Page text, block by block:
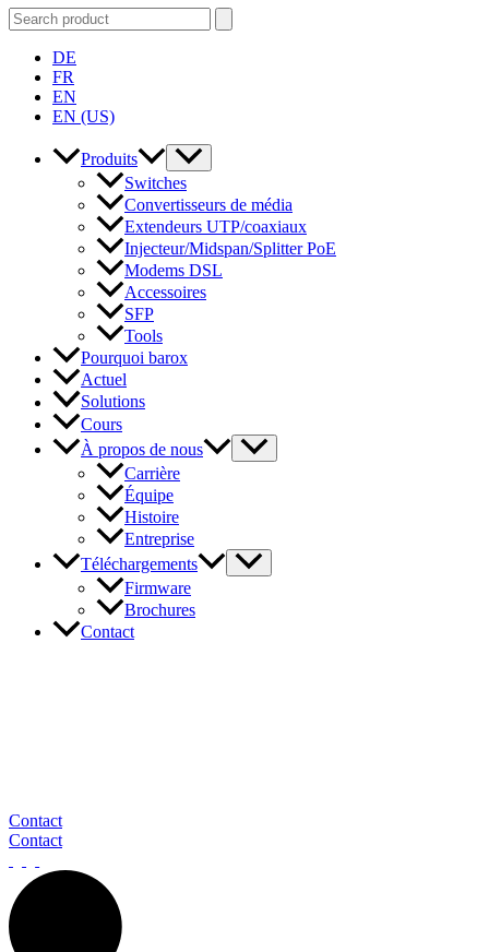
Rechercher:
DE
FR
EN
EN (US)
Produits
Switches
Convertisseurs de média
Extendeurs UTP/coaxiaux
Injecteur/Midspan/Splitter PoE
Modems DSL
Accessoires
SFP
Tools
Pourquoi barox
Actuel
Solutions
Cours
À propos de nous
Carrière
Équipe
Histoire
Entreprise
Téléchargements
Firmware
Brochures
Contact
Contact
Contact